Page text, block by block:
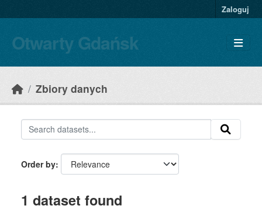
Zaloguj
Otwarty Gdańsk
Zbiory danych
Order by
1 dataset found